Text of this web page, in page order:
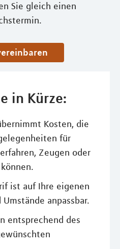
Sie gleich einen
in Kürze:
Kosten, die
für
Zeugen oder
ist auf Ihre eigenen
anpassbar.
entsprechend des